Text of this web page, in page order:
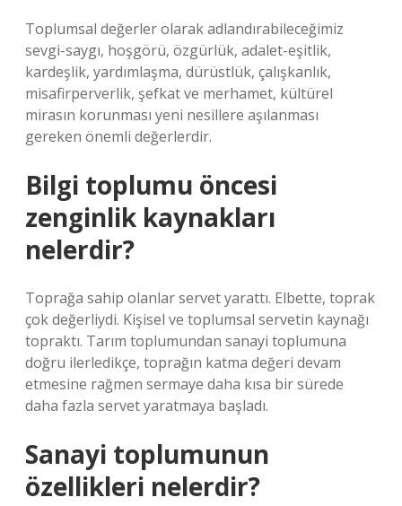
Toplumsal değerler olarak adlandırabileceğimiz
sevgi-saygı, hoşgörü, özgürlük, adalet-eşitlik,
kardeşlik, yardımlaşma, dürüstlük, çalışkanlık,
misafirperverlik, şefkat ve merhamet, kültürel
mirasın korunması yeni nesillere aşılanması
gereken önemli değerlerdir.
Bilgi toplumu öncesi
zenginlik kaynakları
nelerdir?
Toprağa sahip olanlar servet yarattı. Elbette, toprak
çok değerliydi. Kişisel ve toplumsal servetin kaynağı
topraktı. Tarım toplumundan sanayi toplumuna
doğru ilerledikçe, toprağın katma değeri devam
etmesine rağmen sermaye daha kısa bir sürede
daha fazla servet yaratmaya başladı.
Sanayi toplumunun
özellikleri nelerdir?